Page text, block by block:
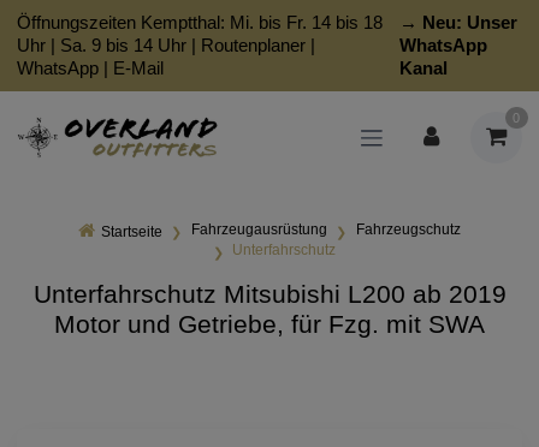
Öffnungszeiten Kemptthal: Mi. bis Fr. 14 bis 18
Uhr | Sa. 9 bis 14 Uhr | Routenplaner |
WhatsApp | E-Mail
→ Neu: Unser
WhatsApp
Kanal
0
Startseite Fahrzeugausrüstung
Fahrzeugschutz
Unterfahrschutz
Unterfahrschutz Mitsubishi L200 ab 2019
Motor und Getriebe, für Fzg. mit SWA